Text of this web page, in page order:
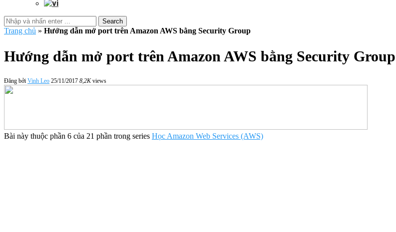
Search
Trang chủ » Hướng dẫn mở port trên Amazon AWS bằng Security Group
Hướng dẫn mở port trên Amazon AWS bằng Security Group
Đăng bởi Vinh Leo 25/11/2017 8,2Kviews
Bài này thuộc phần 6 của 21 phần trong series Học Amazon Web Services (AWS)